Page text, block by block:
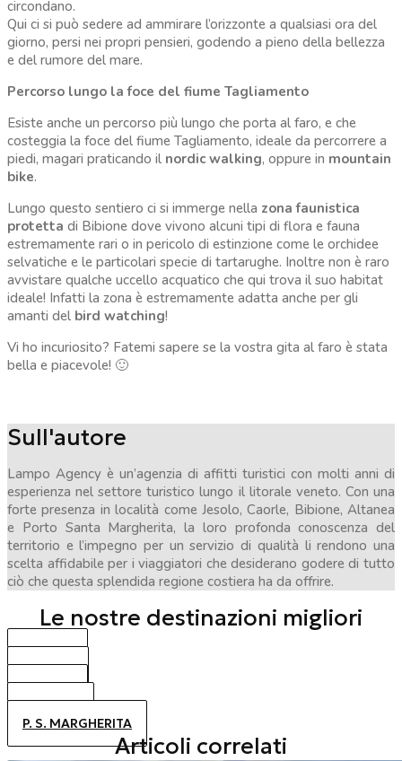
circondano.
Qui ci si può sedere ad ammirare l’orizzonte a qualsiasi ora del
giorno, persi nei propri pensieri, godendo a pieno della bellezza
e del rumore del mare.
Percorso lungo la foce del fiume Tagliamento
Esiste anche un percorso più lungo che porta al faro, e che
costeggia la foce del fiume Tagliamento, ideale da percorrere a
piedi, magari praticando il nordic walking, oppure in mountain
bike.
Lungo questo sentiero ci si immerge nella zona faunistica
protetta di Bibione dove vivono alcuni tipi di flora e fauna
estremamente rari o in pericolo di estinzione come le orchidee
selvatiche e le particolari specie di tartarughe. Inoltre non è raro
avvistare qualche uccello acquatico che qui trova il suo habitat
ideale! Infatti la zona è estremamente adatta anche per gli
amanti del bird watching!
Vi ho incuriosito? Fatemi sapere se la vostra gita al faro è stata
bella e piacevole! 🙂
Sull'autore
Lampo Agency è un’agenzia di affitti turistici con molti anni di
esperienza nel settore turistico lungo il litorale veneto. Con una
forte presenza in località come Jesolo, Caorle, Bibione, Altanea
e Porto Santa Margherita, la loro profonda conoscenza del
territorio e l’impegno per un servizio di qualità li rendono una
scelta affidabile per i viaggiatori che desiderano godere di tutto
ciò che questa splendida regione costiera ha da offrire.
Le nostre destinazioni migliori
BIBIONE
CAORLE
JESOLO
ALTANEA
P. S. MARGHERITA
Articoli correlati